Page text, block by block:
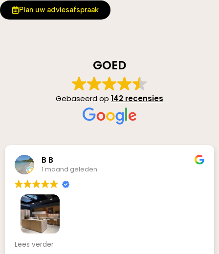
Plan uw adviesafspraak
GOED
Gebaseerd op 142 recensies
Jan Schaeks
2 maanden geleden
Fantastische ervaring en een droomkeuken in het
vooruitzicht!
Wat zijn wij ontzettend goed en fijn geholpen bij
Nolte Keukens in Almere!
Lees verder